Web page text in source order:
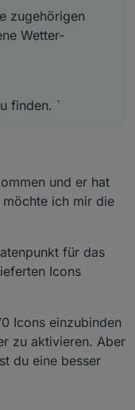
zugehörigen
Wetter-
finden. `
und er hat
ich mir die
für das
Icons
Icons einzubinden
zu aktivieren. Aber
du eine besser